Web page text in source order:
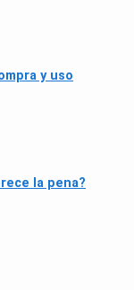
y uso
la pena?